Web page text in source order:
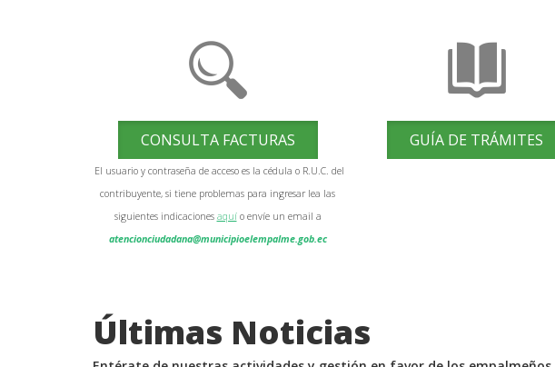
CONSULTA FACTURAS
El usuario y contraseña de acceso es la cédula o R.U.C. del
contribuyente, si tiene problemas para ingresar lea las
siguientes indicaciones aquío envíe un email a
atencionciudadana@municipioelempalme.gob.ec
GUÍA DE TRÁMITES
Últimas Noticias